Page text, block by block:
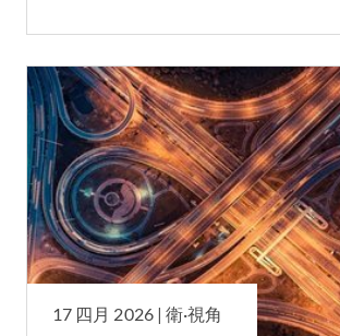
17 四月 2026 |衛·視角